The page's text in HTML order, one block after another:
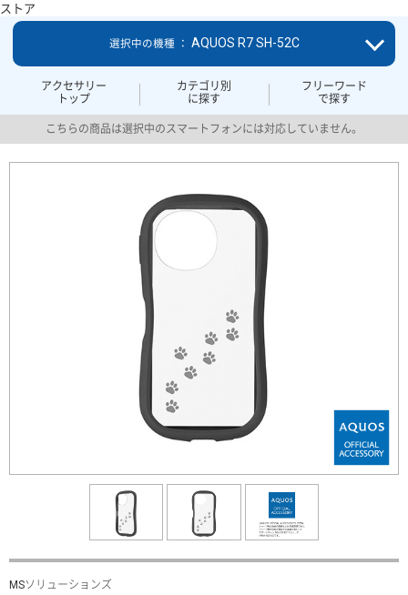
ストア
アクセサリー
トップ
カテゴリ別
に探す
フリーワード
で探す
選択中の機種 ： AQUOS R7 SH-52C
こちらの商品は選択中のスマートフォンには対応していません。
MSソリューションズ